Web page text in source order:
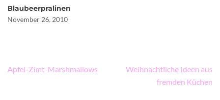
Blaubeerpralinen
November 26, 2010
Beitragsnavigation
Apfel-Zimt-Marshmallows
Weihnachtliche Ideen aus
fremden Küchen